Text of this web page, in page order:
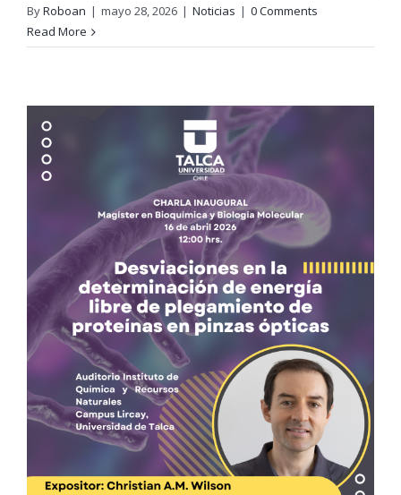
ByRoboan | mayo 28, 2026 | Noticias | 0 Comments
Read More